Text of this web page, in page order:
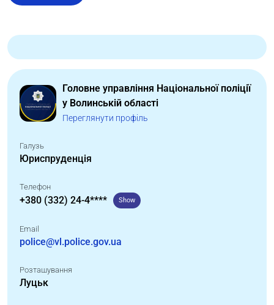
Головне управління Національної поліції
у Волинській області
Переглянути профіль
Галузь
Юриспруденція
Телефон
+380 (332) 24-4**** Show
Email
police@vl.police.gov.ua
Розташування
Луцьк